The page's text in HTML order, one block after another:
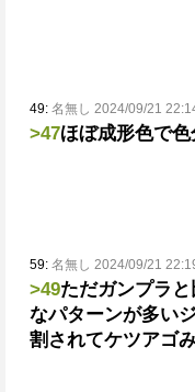
49: 名無し 2024/09/21
>47ほぼ成形色で
59: 名無し 2024/09/21
>49ただガンプラ
なパターンが多い
割されてケツアゴ